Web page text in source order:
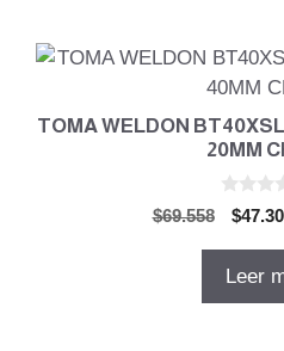
TOMA WELDON
20MM
$69.558
El
$
Leer